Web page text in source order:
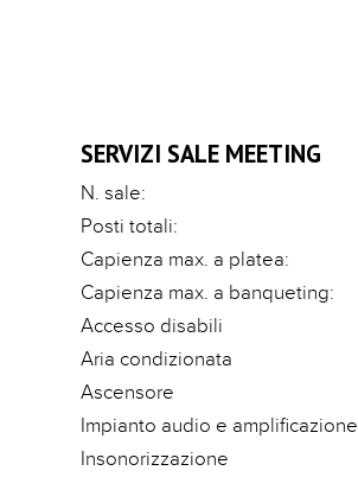
SERVIZI SALE MEETING
N. sale:
Posti totali:
Capienza max. a platea:
Capienza max. a banqueting:
Accesso disabili
Aria condizionata
Ascensore
Impianto audio e amplificazione
Insonorizzazione